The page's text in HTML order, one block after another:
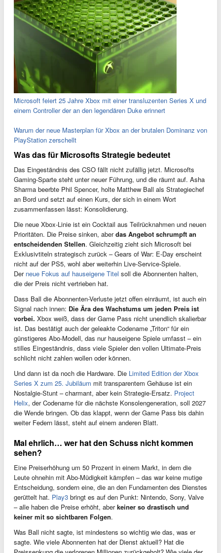
Microsoft feiert 25 Jahre Xbox mit einer transluzenten Series X und
einem Controller der an den legendären Duke erinnert
Warum der neue Masterplan für Xbox an der brutalen Dominanz von
PlayStation zerschellt
Was das für Microsofts Strategie bedeutet
Das Eingeständnis des CSO fällt nicht zufällig jetzt. Microsofts
Gaming-Sparte steht unter neuer Führung, und die räumt auf. Asha
Sharma beerbte Phil Spencer, holte Matthew Ball als Strategiechef
an Bord und setzt auf einen Kurs, der sich in einem Wort
zusammenfassen lässt: Konsolidierung.
Die neue Xbox-Linie ist ein Cocktail aus Teilrücknahmen und neuen
Prioritäten. Die Preise sinken, aberdas Angebot schrumpft an
entscheidenden Stellen. Gleichzeitig zieht sich Microsoft bei
Exklusivtiteln strategisch zurück – Gears of War: E-Day erscheint
nicht auf der PS5, wohl aber weiterhin Live-Service-Spiele.
Der neue Fokus auf hauseigene Titel soll die Abonnenten halten,
die der Preis nicht vertrieben hat.
Dass Ball die Abonnenten-Verluste jetzt offen einräumt, ist auch ein
Signal nach innen: Die Ära des Wachstums um jeden Preis ist
vorbei. Xbox weiß, dass der Game Pass nicht unendlich skalierbar
ist. Das bestätigt auch der geleakte Codename „Triton“ für ein
günstigeres Abo-Modell, das nur hauseigene Spiele umfasst – ein
stilles Eingeständnis, dass viele Spieler den vollen Ultimate-Preis
schlicht nicht zahlen wollen oder können.
Und dann ist da noch die Hardware. Die Limited Edition der Xbox
Series X zum 25. Jubiläum mit transparentem Gehäuse ist ein
Nostalgie-Stunt – charmant, aber kein Strategie-Ersatz. Project
Helix, der Codename für die nächste Konsolengeneration, soll 2027
die Wende bringen. Ob das klappt, wenn der Game Pass bis dahin
weiter Federn lässt, steht auf einem anderen Blatt.
Mal ehrlich… wer hat den Schuss nicht kommen
sehen?
Eine Preiserhöhung um 50 Prozent in einem Markt, in dem die
Leute ohnehin mit Abo-Müdigkeit kämpfen – das war keine mutige
Entscheidung, sondern eine, die an den Fundamenten des Dienstes
gerüttelt hat. Play3 bringt es auf den Punkt: Nintendo, Sony, Valve
– alle haben die Preise erhöht, aberkeiner so drastisch und
keiner mit so sichtbaren Folgen.
Was Ball nicht sagte, ist mindestens so wichtig wie das, was er
sagte. Wie viele Abonnenten hat der Dienst aktuell? Hat die